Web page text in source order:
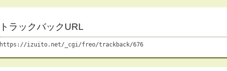
トラックバックURL
https://izuito.net/_cgi/freo/trackback/676